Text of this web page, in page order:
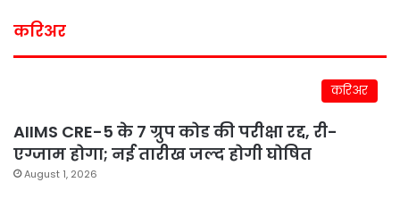
करिअर
करिअर
AIIMS CRE-5 के 7 ग्रुप कोड की परीक्षा रद्द, री-
एग्जाम होगा; नई तारीख जल्द होगी घोषित
August 1, 2026